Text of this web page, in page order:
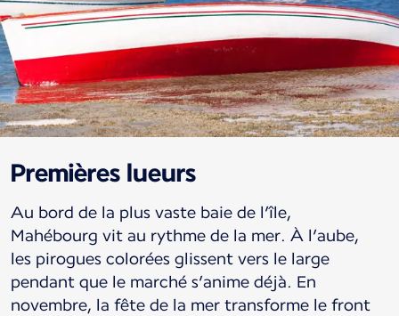
Premières lueurs
Au bord de la plus vaste baie de l’île,
Mahébourg vit au rythme de la mer. À l’aube,
les pirogues colorées glissent vers le large
pendant que le marché s’anime déjà. En
novembre, la fête de la mer transforme le front